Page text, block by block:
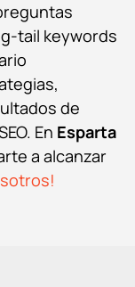
tail keywords
de
En Esparta
a alcanzar